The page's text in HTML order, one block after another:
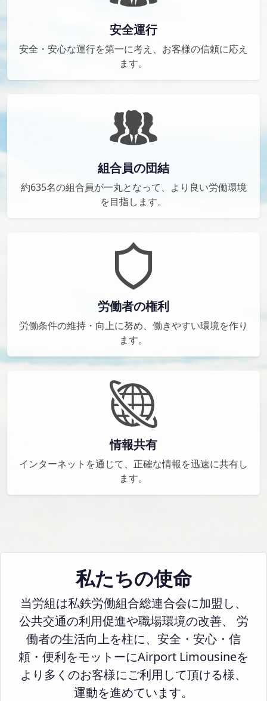
安全運行
安全・安心な運行を第一に考え、お客様の信頼に応え
ます。
組合員の団結
約635名の組合員が一丸となって、より良い労働環境
を目指します。
労働者の権利
労働条件の維持・向上に努め、働きやすい環境を作り
ます。
情報共有
インターネットを通じて、正確な情報を迅速に共有し
ます。
私たちの使命
当労組は私鉄労働組合総連合会に加盟し、
公共交通の利用促進や職場環境の改善、 労
働者の生活向上を柱に、安全・安心・信
頼・便利をモットーにAirport Limousineを
より多くのお客様にご利用して頂ける様、
運動を進めています。